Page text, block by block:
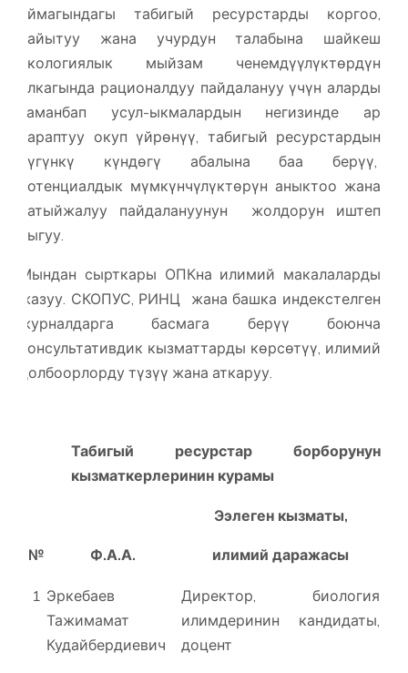
аймагындагы табигый ресурстарды коргоо,
байытуу жана учурдун талабына шайкеш
экологиялык мыйзам ченемдүүлүктөрдүн
алкагында рационалдуу пайдалануу үчүн аларды
заманбап усул-ыкмалардын негизинде ар
тараптуу окуп үйрөнүү, табигый ресурстардын
бүгүнкү күндөгү абалына баа берүү,
потенциалдык мүмкүнчүлүктөрүн аныктоо жана
натыйжалуу пайдалануунун жолдорун иштеп
чыгуу.
Мындан сырткары ОПКна илимий макалаларды
жазуу. СКОПУС, РИНЦ жана башка индекстелген
журналдарга басмага берүү боюнча
консультативдик кызматтарды көрсөтүү, илимий
долбоорлорду түзүү жана аткаруу.
Табигый ресурстар борборунун
кызматкерлеринин курамы
№ Ф.А.А.
Ээлеген кызматы,
илимий даражасы
1 Эркебаев
Тажимамат
Кудайбердиевич
Директор, биология
илимдеринин кандидаты,
доцент